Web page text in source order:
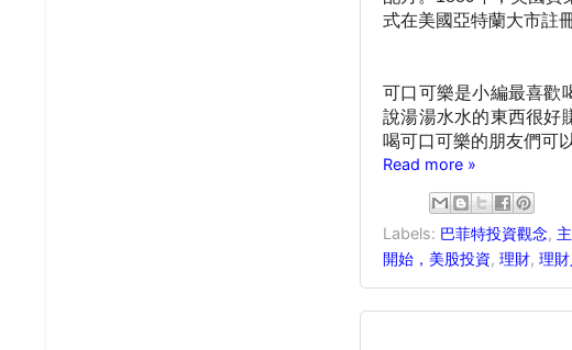
式在美國亞特蘭大市註
可口可樂是小編最喜歡
說湯湯水水的東西很好
喝可口可樂的朋友們可
Read more »
Labels: 巴菲特投資觀念,
開始，美股投資, 理財, 理